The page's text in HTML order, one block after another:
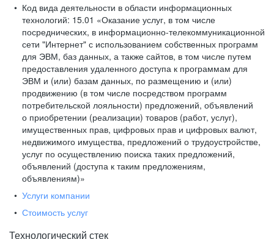
Код вида деятельности в области информационных
технологий: 15.01 «Оказание услуг, в том числе
посреднических, в информационно-телекоммуникационной
сети "Интернет" с использованием собственных программ
для ЭВМ, баз данных, а также сайтов, в том числе путем
предоставления удаленного доступа к программам для
ЭВМ и (или) базам данных, по размещению и (или)
продвижению (в том числе посредством программ
потребительской лояльности) предложений, объявлений
о приобретении (реализации) товаров (работ, услуг),
имущественных прав, цифровых прав и цифровых валют,
недвижимого имущества, предложений о трудоустройстве,
услуг по осуществлению поиска таких предложений,
объявлений (доступа к таким предложениям,
объявлениям)»
Услуги компании
Стоимость услуг
Технологический стек